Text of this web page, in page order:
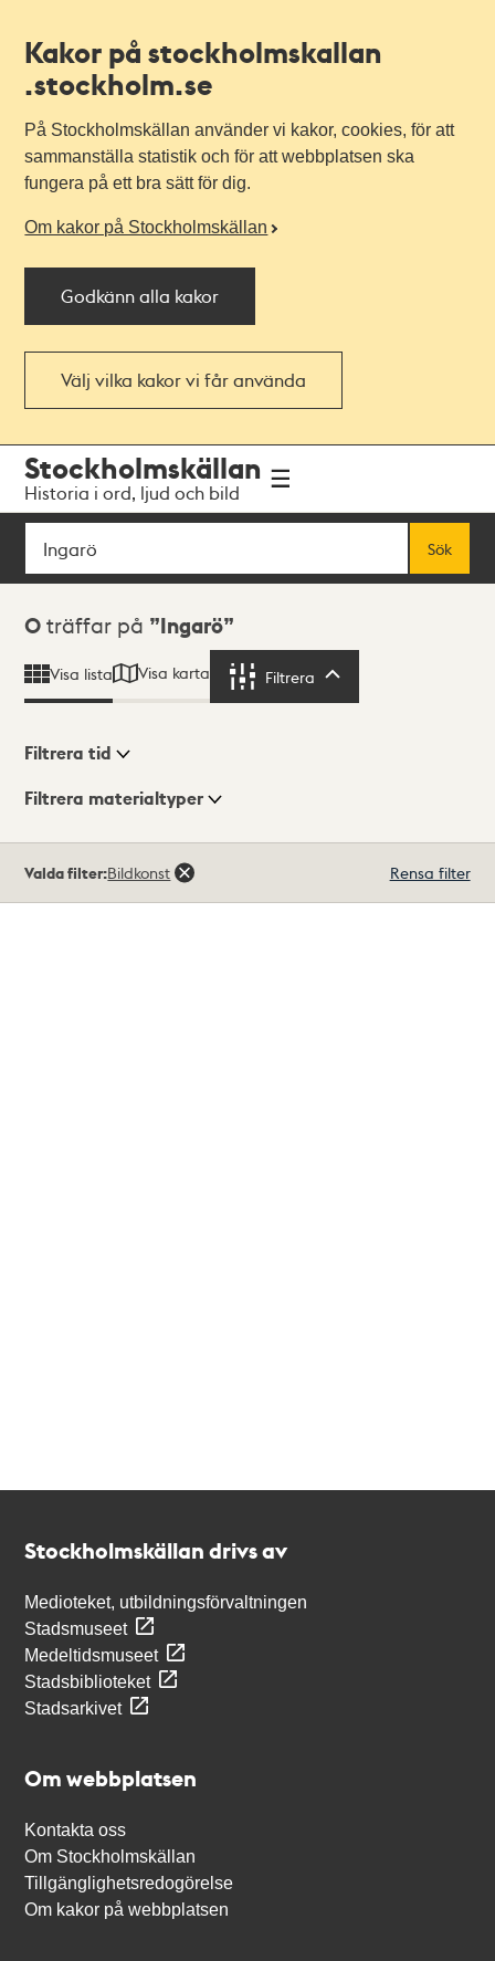
Kakor på stockholmskallan
.stockholm.se
På Stockholmskällan använder vi kakor, cookies, för att
sammanställa statistik och för att webbplatsen ska
fungera på ett bra sätt för dig.
Om kakor på Stockholmskällan
Godkänn alla kakor
Välj vilka kakor vi får använda
navigationen
huvudinnehållet
Stockholmskällan
Historia i ord, ljud och bild
Sök
Sök
Sökresultat
0 träffar på Ingarö
Visa lista Visa karta Filtrera
Visningsläge
Filtrera tid
Filtrera materialtyper
träffar
Valda filter:Bildkonst Rensa filter
Stockholmskällan drivs av
Medioteket, utbildningsförvaltningen
Stadsmuseet
Medeltidsmuseet
Stadsbiblioteket
Stadsarkivet
Om webbplatsen
Kontakta oss
Om Stockholmskällan
Tillgänglighetsredogörelse
Om kakor på webbplatsen